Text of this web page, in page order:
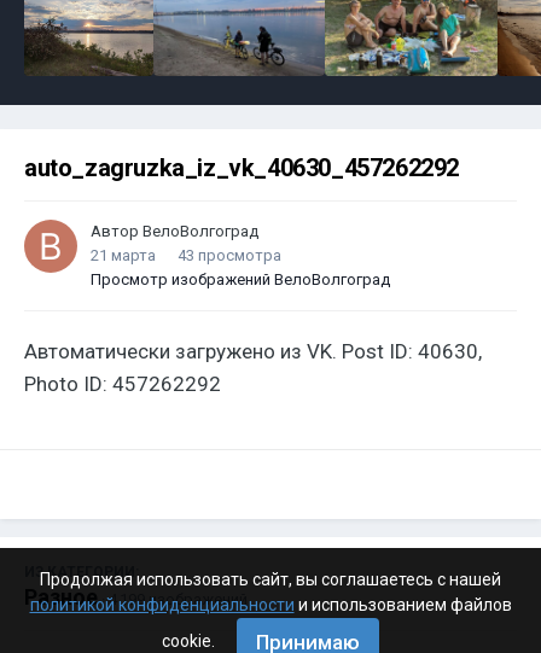
auto_zagruzka_iz_vk_40630_457262292
Автор ВелоВолгоград
21 марта
43 просмотра
Просмотр изображений ВелоВолгоград
Автоматически загружено из VK. Post ID: 40630,
Photo ID: 457262292
ИЗ КАТЕГОРИИ:
Разное · 4 199 изображений
Продолжая использовать сайт, вы соглашаетесь с нашей
политикой конфиденциальности и использованием файлов
cookie.
Принимаю